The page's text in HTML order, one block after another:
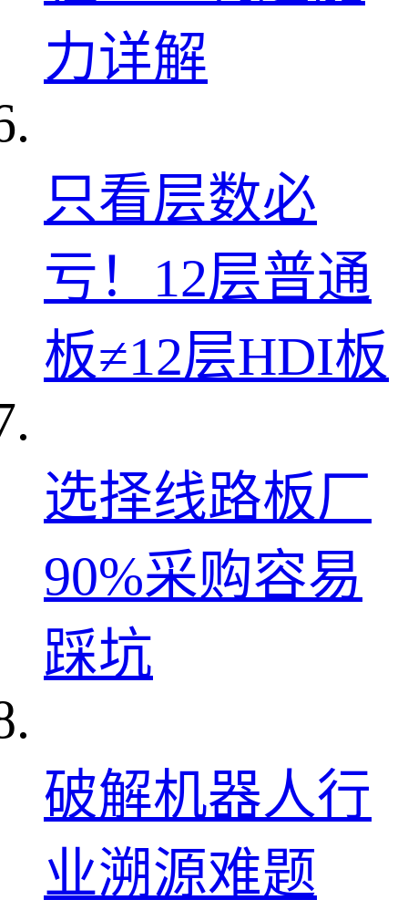
力详解
只看层数必
亏！12层普通
板≠12层HDI板
选择线路板厂
90%采购容易
踩坑
破解机器人行
业溯源难题